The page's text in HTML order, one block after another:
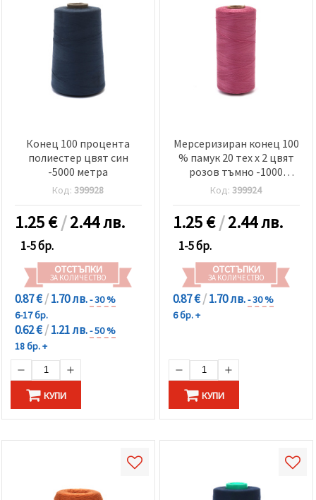
Конец 100 процента
полиестер цвят син
-5000 метра
Код:399928
1.25€/2.44 лв.
1-5 бр.
ОТСТЪПКИ
ЗА КОЛИЧЕСТВО
0.87 €/1.70 лв.- 30 %
6-17 бр.
0.62 €/1.21 лв.- 50 %
18 бр. +
КУПИ
Мерсеризиран конец 100
% памук 20 тех x 2 цвят
розов тъмно -1000
метра
Код:399924
1.25€/2.44 лв.
1-5 бр.
ОТСТЪПКИ
ЗА КОЛИЧЕСТВО
0.87 €/1.70 лв.- 30 %
6 бр. +
КУПИ